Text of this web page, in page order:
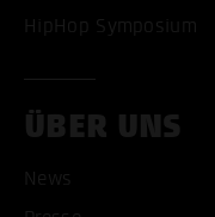
HipHop Symposium
ÜBER UNS
News